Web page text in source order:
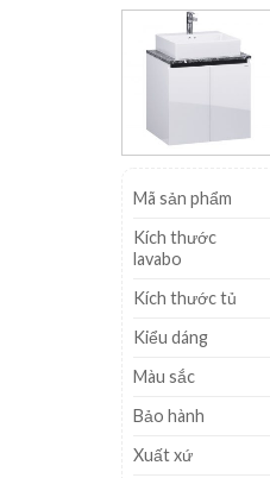
Mã sản phẩm
Kích thước
lavabo
Kích thước tủ
Kiểu dáng
Màu sắc
Bảo hành
Xuất xứ